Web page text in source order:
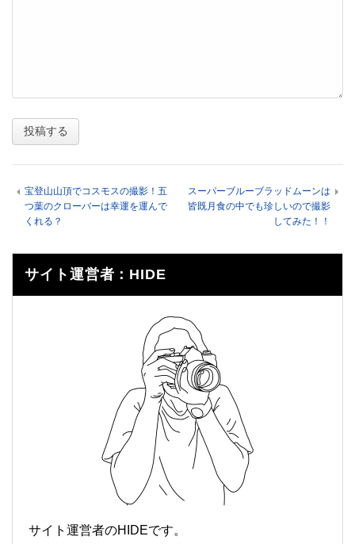
宝登山山頂でコスモスの撮影！五
つ葉のクローバーは幸運を運んで
くれる？
スーパーブルーブラッドムーンは
皆既月食の中でも珍しいので撮影
してみた！！
サイト運営者：HIDE
サイト運営者のHIDEです。